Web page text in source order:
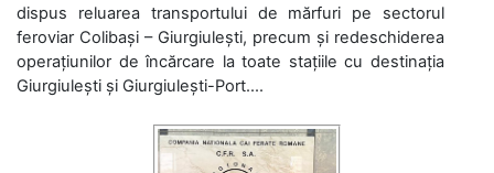
dispus reluarea transportului de mărfuri pe sectorul
feroviar Colibași – Giurgiulești, precum și redeschiderea
operațiunilor de încărcare la toate stațiile cu destinația
Giurgiulești și Giurgiulești-Port....